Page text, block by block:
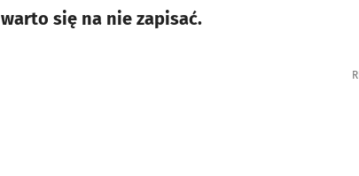
warto się na nie zapisać.